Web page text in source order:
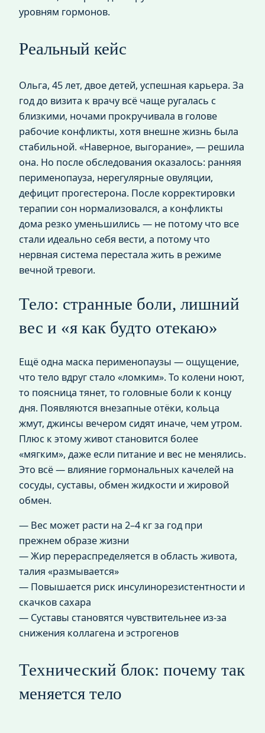
уровням гормонов.
Реальный кейс
Ольга, 45 лет, двое детей, успешная карьера. За
год до визита к врачу всё чаще ругалась с
близкими, ночами прокручивала в голове
рабочие конфликты, хотя внешне жизнь была
стабильной. «Наверное, выгорание», — решила
она. Но после обследования оказалось: ранняя
перименопауза, нерегулярные овуляции,
дефицит прогестерона. После корректировки
терапии сон нормализовался, а конфликты
дома резко уменьшились — не потому что все
стали идеально себя вести, а потому что
нервная система перестала жить в режиме
вечной тревоги.
Тело: странные боли, лишний
вес и «я как будто отекаю»
Ещё одна маска перименопаузы — ощущение,
что тело вдруг стало «ломким». То колени ноют,
то поясница тянет, то головные боли к концу
дня. Появляются внезапные отёки, кольца
жмут, джинсы вечером сидят иначе, чем утром.
Плюс к этому живот становится более
«мягким», даже если питание и вес не менялись.
Это всё — влияние гормональных качелей на
сосуды, суставы, обмен жидкости и жировой
обмен.
— Вес может расти на 2–4 кг за год при
прежнем образе жизни
— Жир перераспределяется в область живота,
талия «размывается»
— Повышается риск инсулинорезистентности и
скачков сахара
— Суставы становятся чувствительнее из‑за
снижения коллагена и эстрогенов
Технический блок: почему так
меняется тело